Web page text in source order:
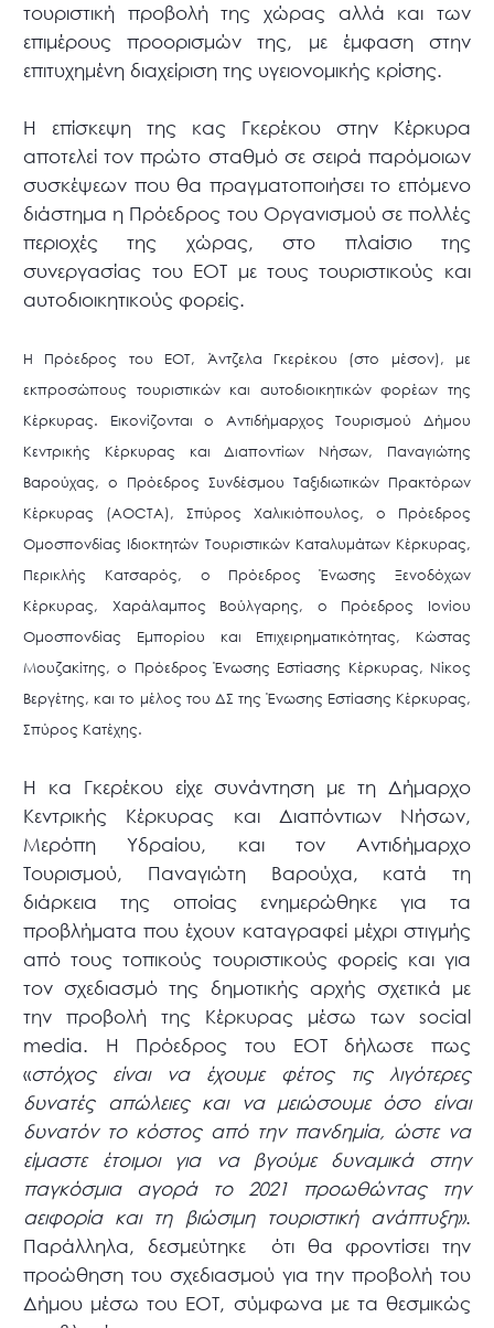
τουριστική προβολή της χώρας αλλά και των
επιμέρους προορισμών της, με έμφαση στην
επιτυχημένη διαχείριση της υγειονομικής κρίσης.
Η επίσκεψη της κας Γκερέκου στην Κέρκυρα
αποτελεί τον πρώτο σταθμό σε σειρά παρόμοιων
συσκέψεων που θα πραγματοποιήσει το επόμενο
διάστημα η Πρόεδρος του Οργανισμού σε πολλές
περιοχές της χώρας, στο πλαίσιο της
συνεργασίας του ΕΟΤ με τους τουριστικούς και
αυτοδιοικητικούς φορείς.
Η Πρόεδρος του ΕΟΤ, Άντζελα Γκερέκου (στο μέσον), με
εκπροσώπους τουριστικών και αυτοδιοικητικών φορέων της
Κέρκυρας. Εικονίζονται ο Αντιδήμαρχος Τουρισμού Δήμου
Κεντρικής Κέρκυρας και Διαποντίων Νήσων, Παναγιώτης
Βαρούχας, ο Πρόεδρος Συνδέσμου Ταξιδιωτικών Πρακτόρων
Κέρκυρας (ΑΟCTA), Σπύρος Χαλικιόπουλος, ο Πρόεδρος
Ομοσπονδίας Ιδιοκτητών Τουριστικών Καταλυμάτων Κέρκυρας,
Περικλής Κατσαρός, ο Πρόεδρος Ένωσης Ξενοδόχων
Κέρκυρας, Χαράλαμπος Βούλγαρης, ο Πρόεδρος Ιονίου
Ομοσπονδίας Εμπορίου και Επιχειρηματικότητας, Κώστας
Μουζακίτης, ο Πρόεδρος Ένωσης Εστίασης Κέρκυρας, Νίκος
Βεργέτης, και το μέλος του ΔΣ της Ένωσης Εστίασης Κέρκυρας,
Σπύρος Κατέχης.
Η κα Γκερέκου είχε συνάντηση με τη Δήμαρχο
Κεντρικής Κέρκυρας και Διαπόντιων Νήσων,
Μερόπη Υδραίου, και τον Αντιδήμαρχο
Τουρισμού, Παναγιώτη Βαρούχα, κατά τη
διάρκεια της οποίας ενημερώθηκε για τα
προβλήματα που έχουν καταγραφεί μέχρι στιγμής
από τους τοπικούς τουριστικούς φορείς και για
τον σχεδιασμό της δημοτικής αρχής σχετικά με
την προβολή της Κέρκυρας μέσω των social
media. Η Πρόεδρος του ΕΟΤ δήλωσε πως
«στόχος είναι να έχουμε φέτος τις λιγότερες
δυνατές απώλειες και να μειώσουμε όσο είναι
δυνατόν το κόστος από την πανδημία, ώστε να
είμαστε έτοιμοι για να βγούμε δυναμικά στην
παγκόσμια αγορά το 2021 προωθώντας την
αειφορία και τη βιώσιμη τουριστική ανάπτυξη».
Παράλληλα, δεσμεύτηκε ότι θα φροντίσει την
προώθηση του σχεδιασμού για την προβολή του
Δήμου μέσω του ΕΟΤ, σύμφωνα με τα θεσμικώς